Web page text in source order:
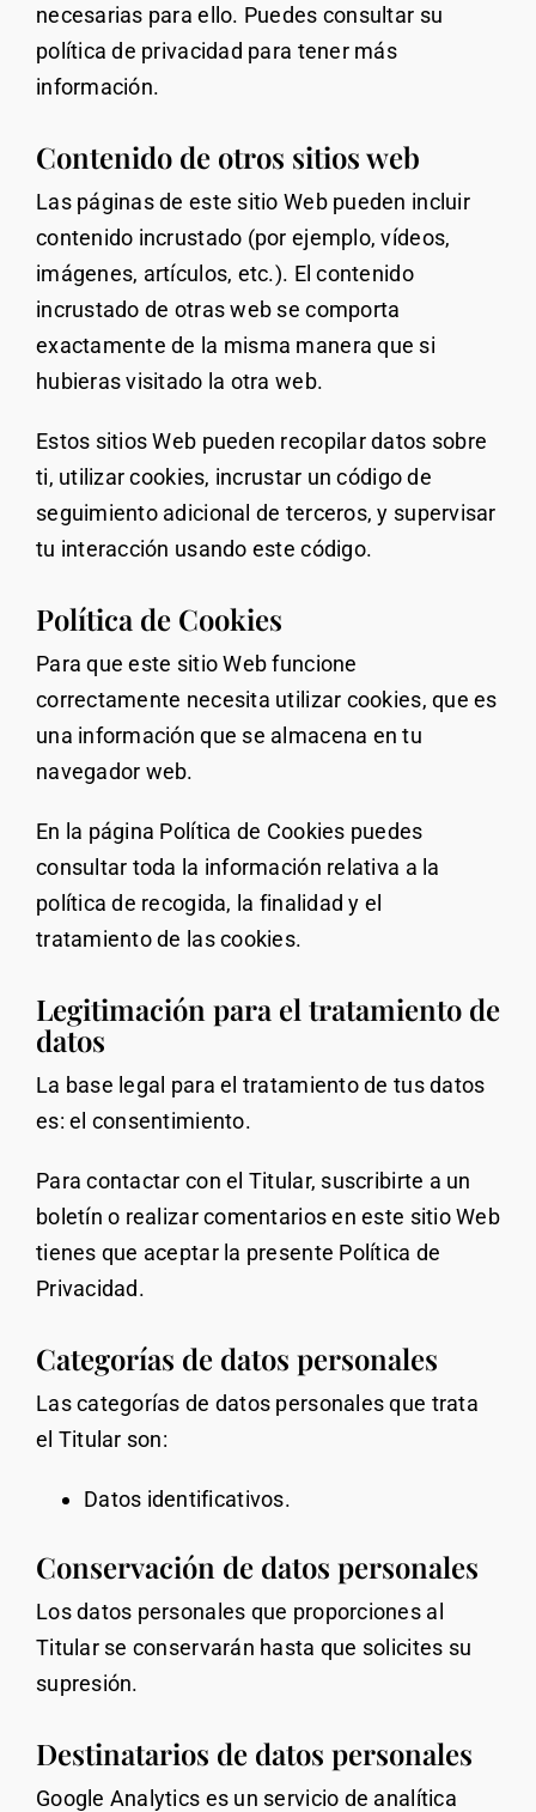
necesarias para ello. Puedes consultar su
política de privacidad para tener más
información.
Contenido de otros sitios web
Las páginas de este sitio Web pueden incluir
contenido incrustado (por ejemplo, vídeos,
imágenes, artículos, etc.). El contenido
incrustado de otras web se comporta
exactamente de la misma manera que si
hubieras visitado la otra web.
Estos sitios Web pueden recopilar datos sobre
ti, utilizar cookies, incrustar un código de
seguimiento adicional de terceros, y supervisar
tu interacción usando este código.
Política de Cookies
Para que este sitio Web funcione
correctamente necesita utilizar cookies, que es
una información que se almacena en tu
navegador web.
En la página Política de Cookies puedes
consultar toda la información relativa a la
política de recogida, la finalidad y el
tratamiento de las cookies.
Legitimación para el tratamiento de
datos
La base legal para el tratamiento de tus datos
es: el consentimiento.
Para contactar con el Titular, suscribirte a un
boletín o realizar comentarios en este sitio Web
tienes que aceptar la presente Política de
Privacidad.
Categorías de datos personales
Las categorías de datos personales que trata
el Titular son:
Datos identificativos.
Conservación de datos personales
Los datos personales que proporciones al
Titular se conservarán hasta que solicites su
supresión.
Destinatarios de datos personales
Google Analytics es un servicio de analítica